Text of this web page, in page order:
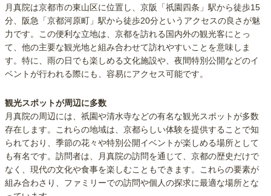
月真院は京都市の東山区に位置し、京阪「祇園四条」駅から徒歩15
分、阪急「京都河原町」駅から徒歩20分というアクセスの良さが魅
力です。この便利な立地は、京都を訪れる国内外の観光客にとっ
て、他の主要な観光地と組み合わせて訪れやすいことを意味しま
す。特に、雨の日でも楽しめる文化施設や、夜間特別公開などのイ
ベントが行われる際にも、容易にアクセス可能です。
観光スポットが周辺に多数
月真院の周辺には、祇園や清水寺などの有名な観光スポットが多数
存在します。これらの地域は、京都らしい体験を提供することで知
られており、季節の花々や特別公開イベントが楽しめる場所として
も有名です。訪問者は、月真院の訪問を通じて、京都の歴史だけで
なく、現代の文化や食事を楽しむこともできます。これらの要素が
組み合わさり、ファミリーでの訪問や個人の探求に最適な場所とな